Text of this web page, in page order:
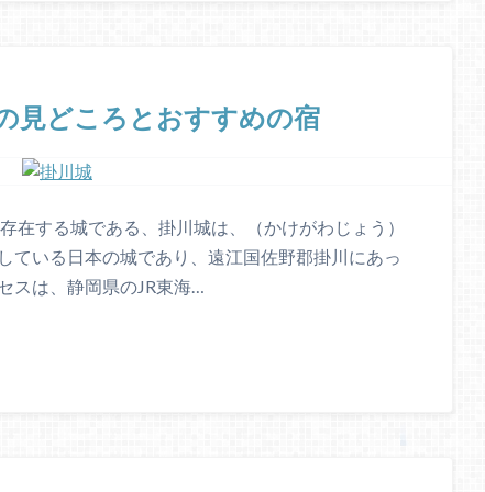
見どころとおすすめの宿
在する城である、掛川城は、（かけがわじょう）
ている日本の城であり、遠江国佐野郡掛川にあっ
スは、静岡県のJR東海…